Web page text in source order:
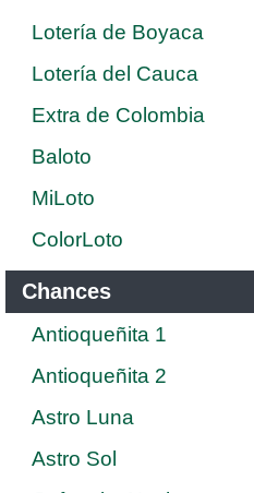
Lotería de Boyaca
Lotería del Cauca
Extra de Colombia
Baloto
MiLoto
ColorLoto
Chances
Antioqueñita 1
Antioqueñita 2
Astro Luna
Astro Sol